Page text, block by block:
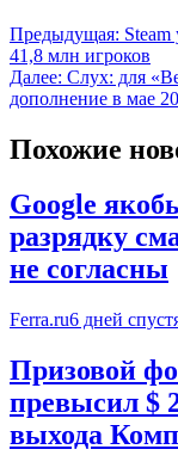
Предыдущая:
41,8 млн игроков
Далее: Слух: для
дополнение в мае
Похожие
Google
разрядку
не согласны
Ferra.ru6 дней
Призовой
превысил $
выхода